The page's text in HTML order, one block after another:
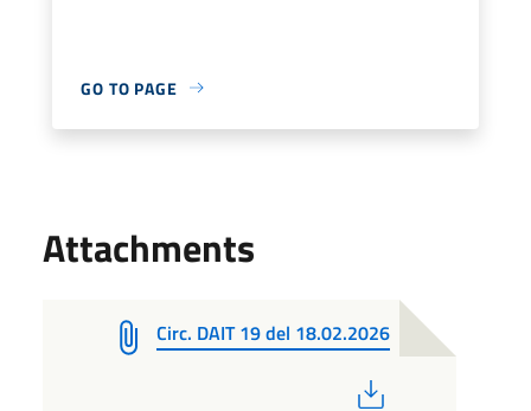
GO TO PAGE
Attachments
Circ. DAIT 19 del 18.02.2026